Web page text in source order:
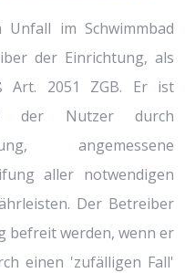
im Schwimmbad
der Einrichtung, als
Art. 2051 ZGB. Er ist
der Nutzer durch
angemessene
aller notwendigen
Der Betreiber
befreit werden, wenn er
einen 'zufälligen Fall'